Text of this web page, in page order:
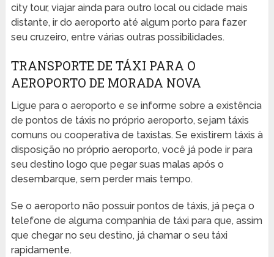
city tour, viajar ainda para outro local ou cidade mais
distante, ir do aeroporto até algum porto para fazer
seu cruzeiro, entre várias outras possibilidades.
TRANSPORTE DE TÁXI PARA O
AEROPORTO DE MORADA NOVA
Ligue para o aeroporto e se informe sobre a existência
de pontos de táxis no próprio aeroporto, sejam táxis
comuns ou cooperativa de taxistas. Se existirem táxis à
disposição no próprio aeroporto, você já pode ir para
seu destino logo que pegar suas malas após o
desembarque, sem perder mais tempo.
Se o aeroporto não possuir pontos de táxis, já peça o
telefone de alguma companhia de táxi para que, assim
que chegar no seu destino, já chamar o seu táxi
rapidamente.